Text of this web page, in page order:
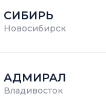
СИБИРЬ
Новосибирск
АДМИРАЛ
Владивосток